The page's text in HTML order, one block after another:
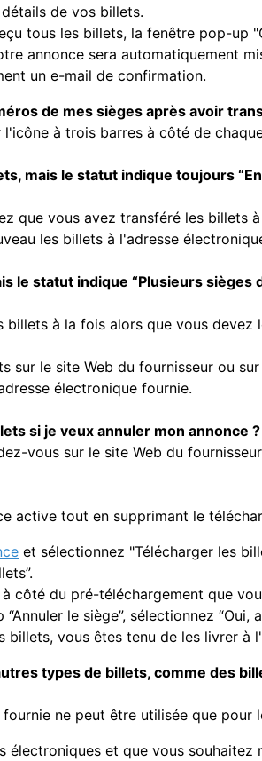
de vos billets.
tous les billets, la fenêtre pop-up
annonce sera automatiquement
un e-mail de confirmation.
de mes sièges après avoir
l'icône à trois barres à côté de
mais le statut indique toujours
que vous avez transféré les billets
les billets à l'adresse
le statut indique “Plusieurs
billets à la fois alors que vous devez
sur le site Web du fournisseur ou
électronique fournie.
si je veux annuler mon annonce ?
vous sur le site Web du
active tout en supprimant le
et sélectionnez "Télécharger les
à côté du pré-téléchargement que
le siège”, sélectionnez “Oui,
billets, vous êtes tenu de les livrer à
types de billets, comme des
ne peut être utilisée que
électroniques et que vous